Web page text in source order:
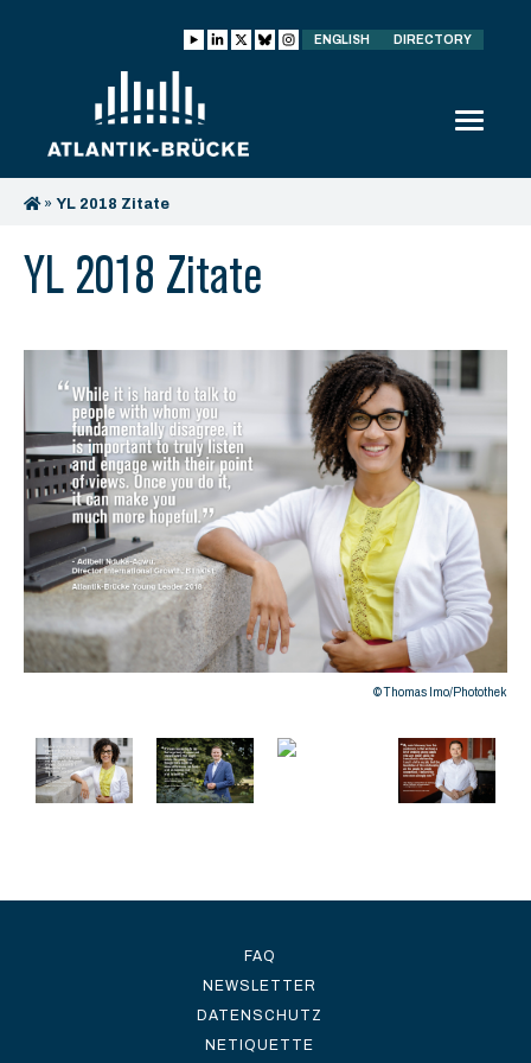
ENGLISH DIRECTORY
» YL 2018 Zitate
YL 2018 Zitate
© Thomas Imo/Photothek
FAQ
NEWSLETTER
DATENSCHUTZ
NETIQUETTE